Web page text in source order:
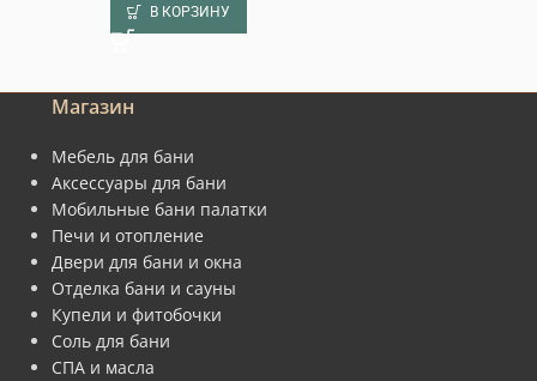
В КОРЗИНУ
Магазин
Мебель для бани
Аксессуары для бани
Мобильные бани палатки
Печи и отопление
Двери для бани и окна
Отделка бани и сауны
Купели и фитобочки
Соль для бани
СПА и масла